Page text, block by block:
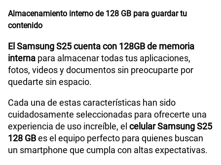
Almacenamiento interno de 128 GB para guardar tu
contenido
El Samsung S25 cuenta con 128GB de memoria
interna para almacenar todas tus aplicaciones,
fotos, videos y documentos sin preocuparte por
quedarte sin espacio.
Cada una de estas características han sido
cuidadosamente seleccionadas para ofrecerte una
experiencia de uso increíble, el celular Samsung S25
128 GBes el equipo perfecto para quienes buscan
un smartphone que cumpla con altas expectativas.